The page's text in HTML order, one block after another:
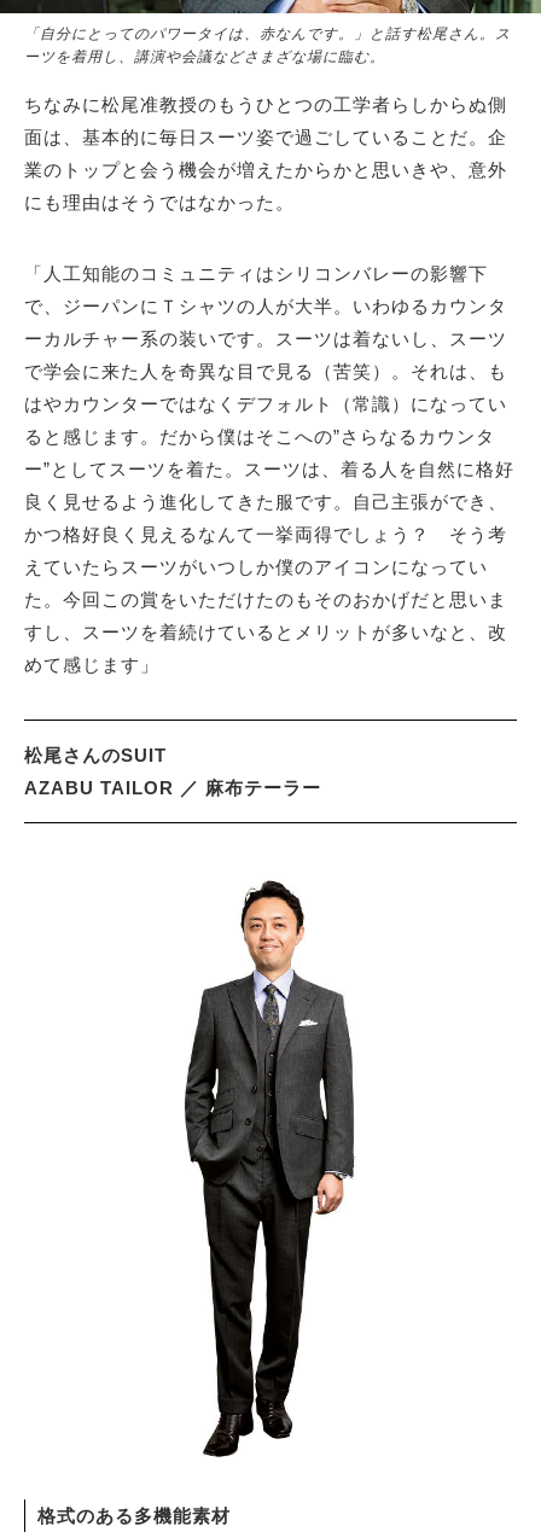
「自分にとってのパワータイは、赤なんです。」と話す松尾さん。ス
ーツを着用し、講演や会議などさまざな場に臨む。
ちなみに松尾准教授のもうひとつの工学者らしからぬ側
面は、基本的に毎日スーツ姿で過ごしていることだ。企
業のトップと会う機会が増えたからかと思いきや、意外
にも理由はそうではなかった。
「人工知能のコミュニティはシリコンバレーの影響下
で、ジーパンにＴシャツの人が大半。いわゆるカウンタ
ーカルチャー系の装いです。スーツは着ないし、スーツ
で学会に来た人を奇異な目で見る（苦笑）。それは、も
はやカウンターではなくデフォルト（常識）になってい
ると感じます。だから僕はそこへの”さらなるカウンタ
ー”としてスーツを着た。スーツは、着る人を自然に格好
良く見せるよう進化してきた服です。自己主張ができ、
かつ格好良く見えるなんて一挙両得でしょう？ そう考
えていたらスーツがいつしか僕のアイコンになってい
た。今回この賞をいただけたのもそのおかげだと思いま
すし、スーツを着続けているとメリットが多いなと、改
めて感じます」
松尾さんのSUIT
AZABU TAILOR ／ 麻布テーラー
格式のある多機能素材